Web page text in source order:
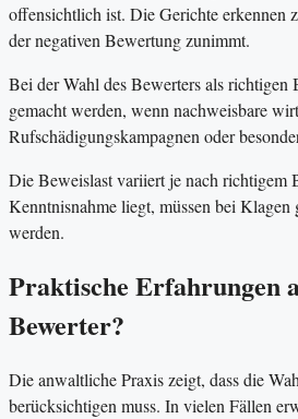
offensichtlich ist. Die Gerichte erkennen
der negativen Bewertung zunimmt.
Bei der Wahl des Bewerters als richtigen
gemacht werden, wenn nachweisbare
Rufschädigungskampagnen oder
Die Beweislast variiert je nach richtigem
Kenntnisnahme liegt, müssen bei
werden.
Praktische Erfahrungen
Bewerter?
Die anwaltliche Praxis zeigt, dass die
berücksichtigen muss. In vielen Fällen